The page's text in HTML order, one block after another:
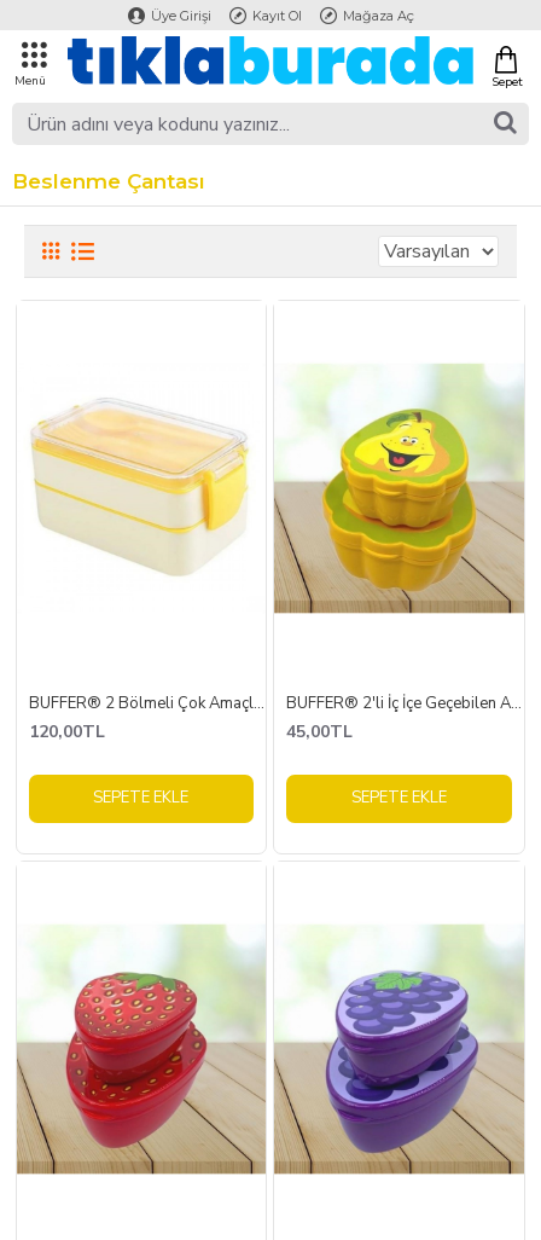
Üye Girişi Kayıt Ol Mağaza Aç
Beslenme Çantası
BUFFER® 2 Bölmeli Çok Amaçlı 900 ml Kapasiteli Çatal Kaşıklı Dayanıklı Beslenme Kabı Yiyecek Kutusu
120,00TL
SEPETE EKLE
BUFFER® 2'li İç İçe Geçebilen Armut Model Saklama ve Beslenme Kabı Seti (550 ml + 250 ml)
45,00TL
SEPETE EKLE